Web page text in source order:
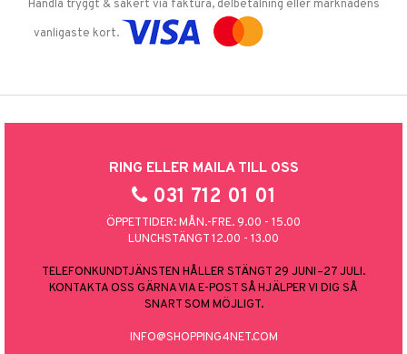
Handla tryggt & säkert via faktura, delbetalning eller marknadens
vanligaste kort.
RING ELLER MAILA TILL OSS
031 712 01 01
ÖPPETTIDER: MÅN.-FRE. 9.00 - 15.00
LUNCHSTÄNGT 12.00 - 13.00
TELEFONKUNDTJÄNSTEN HÅLLER STÄNGT 29 JUNI–27 JULI.
KONTAKTA OSS GÄRNA VIA E-POST SÅ HJÄLPER VI DIG SÅ
SNART SOM MÖJLIGT.
INFO@SHOPPING4NET.COM